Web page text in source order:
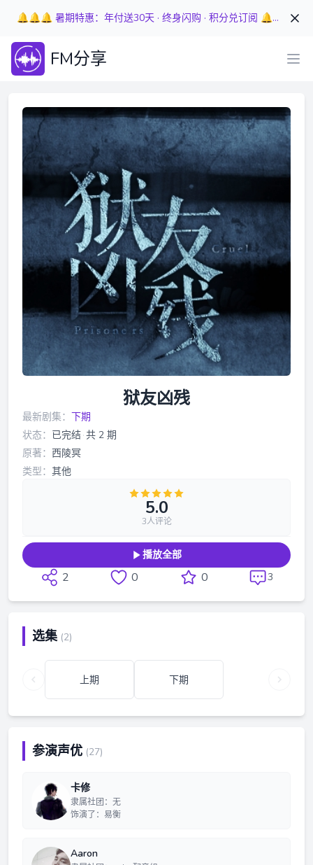
🔔🔔🔔 暑期特惠：年付送30天 · 终身闪购 · 积分兑订阅 🔔🔔🔔
FM分享
狱友凶残
最新剧集： 下期
状态： 已完结·共 2 期
原著： 西陵冥
类型： 其他
5.0
3人评论
播放全部
2 0 0 3
选集 (2)
上期 下期
参演声优 (27)
卡修
隶属社团：无
饰演了：易衡
Aaron